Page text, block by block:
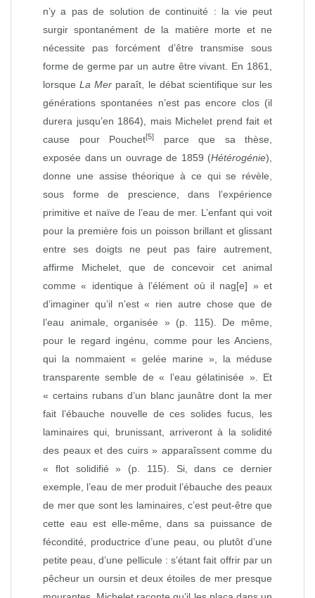
n’y a pas de solution de continuité : la vie peut
surgir spontanément de la matière morte et ne
nécessite pas forcément d’être transmise sous
forme de germe par un autre être vivant. En 1861,
lorsqueLa Mer paraît, le débat scientifique sur les
générations spontanées n’est pas encore clos (il
durera jusqu’en 1864), mais Michelet prend fait et
cause pour Pouchet[5]
parce que sa thèse,
exposée dans un ouvrage de 1859 (Hétérogénie),
donne une assise théorique à ce qui se révèle,
sous forme de prescience, dans l’expérience
primitive et naïve de l’eau de mer. L’enfant qui voit
pour la première fois un poisson brillant et glissant
entre ses doigts ne peut pas faire autrement,
affirme Michelet, que de concevoir cet animal
comme « identique à l’élément où il nag[e] » et
d’imaginer qu’il n’est « rien autre chose que de
l’eau animale, organisée » (p. 115). De même,
pour le regard ingénu, comme pour les Anciens,
qui la nommaient « gelée marine », la méduse
transparente semble de « l’eau gélatinisée ». Et
« certains rubans d’un blanc jaunâtre dont la mer
fait l’ébauche nouvelle de ces solides fucus, les
laminaires qui, brunissant, arriveront à la solidité
des peaux et des cuirs » apparaîssent comme du
« flot solidifié » (p. 115). Si, dans ce dernier
exemple, l’eau de mer produit l’ébauche des peaux
de mer que sont les laminaires, c’est peut‑être que
cette eau est elle‑même, dans sa puissance de
fécondité, productrice d’une peau, ou plutôt d’une
petite peau, d’une pellicule : s’étant fait offrir par un
pêcheur un oursin et deux étoiles de mer presque